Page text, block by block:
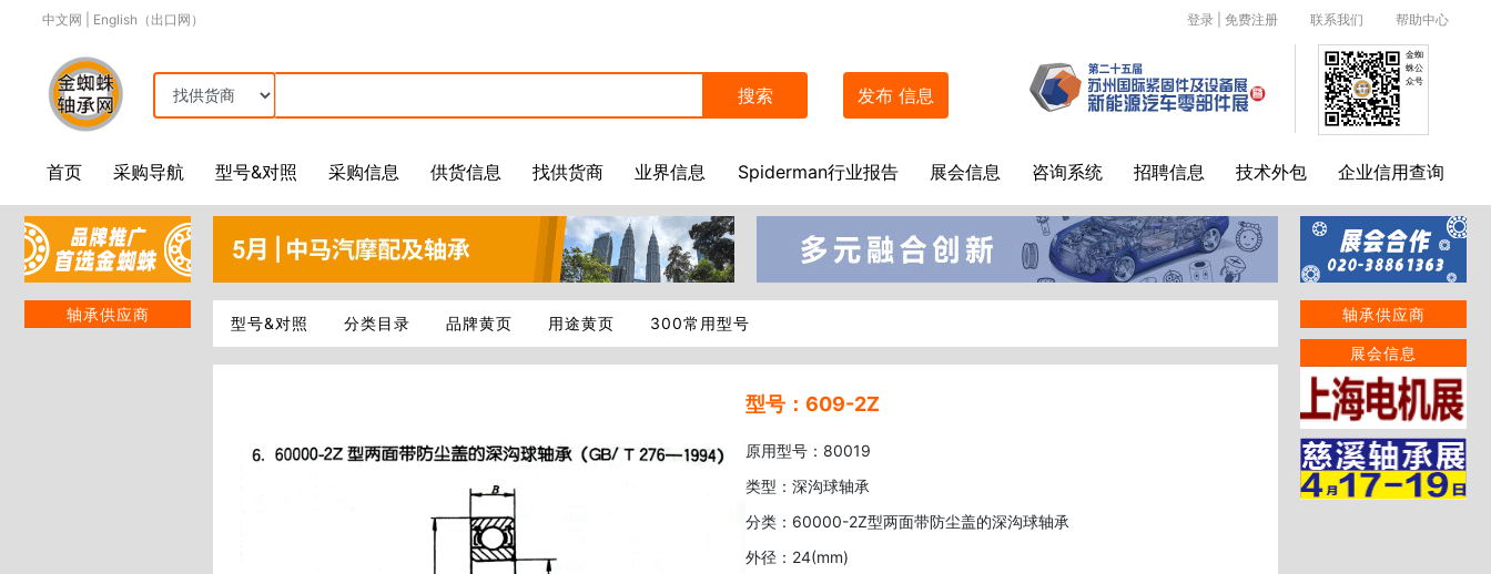
中文网 English（出口网） 联系我们 帮助中心
登录 免费注册
搜索 发布 信息
首页 采购导航 型号&对照 采购信息 供货信息 找供货商 业界信息 Spiderman行业报告 展会信息 咨询系统 招聘信息 技术外包 企业信用查询
金蜘
蛛公
众号
轴承供应商 轴承供应商
展会信息
型号&对照 分类目录 品牌黄页 用途黄页 300常用型号
型号：609-2Z
原用型号：80019
类型：深沟球轴承
分类：60000-2Z型两面带防尘盖的深沟球轴承
外径：24(mm)